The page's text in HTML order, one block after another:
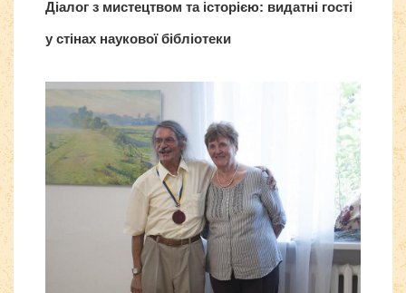
Діалог з мистецтвом та історією: видатні гості
у стінах наукової бібліотеки